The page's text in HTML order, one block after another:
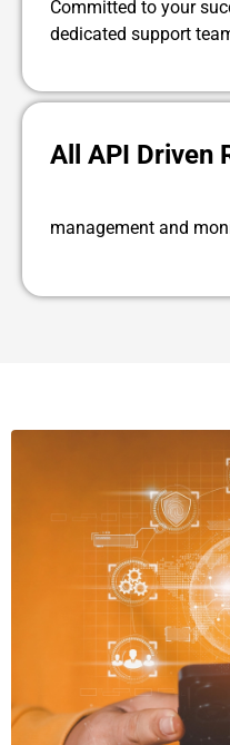
Committed to your
dedicated support
All API Driven
management and